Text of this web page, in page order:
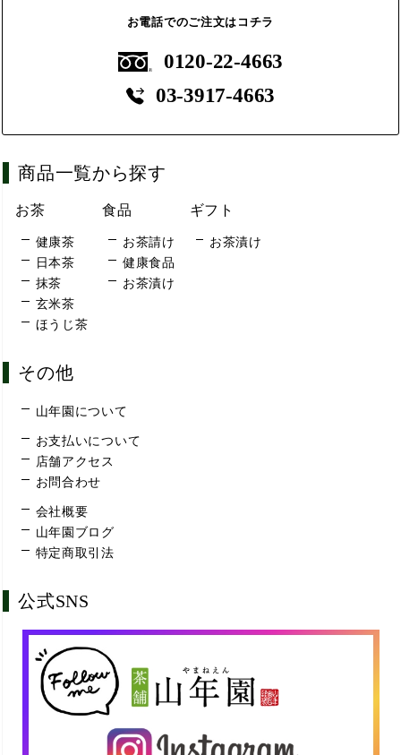
お電話でのご注文はコチラ
0120-22-4663
03-3917-4663
商品一覧から探す
お茶
健康茶
日本茶
抹茶
玄米茶
ほうじ茶
食品
お茶請け
健康食品
お茶漬け
ギフト
お茶漬け
その他
山年園について
お支払いについて
店舗アクセス
お問合わせ
会社概要
山年園ブログ
特定商取引法
公式SNS